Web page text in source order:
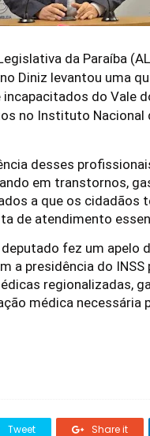
da Paraíba
Diniz levantou uma
do Vale
no Instituto Nacional
desses
em transtornos,
a que os cidadãos
de atendimento
fez um apelo
a presidência do
regionalizadas,
médica necessária
Tweet Share it